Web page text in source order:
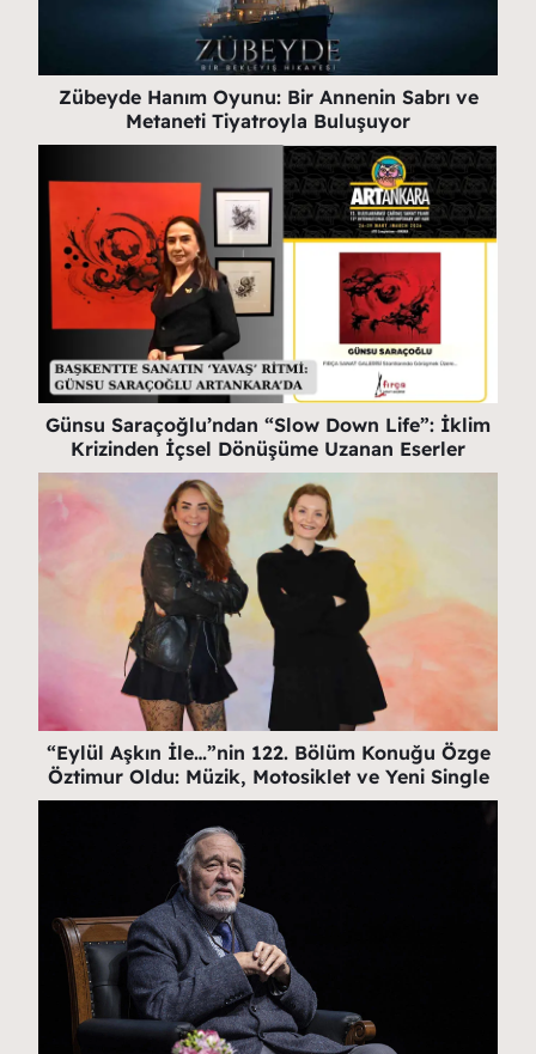
Zübeyde Hanım Oyunu: Bir Annenin Sabrı ve
Metaneti Tiyatroyla Buluşuyor
Günsu Saraçoğlu’ndan “Slow Down Life”: İklim
Krizinden İçsel Dönüşüme Uzanan Eserler
“Eylül Aşkın İle…”nin 122. Bölüm Konuğu Özge
Öztimur Oldu: Müzik, Motosiklet ve Yeni Single